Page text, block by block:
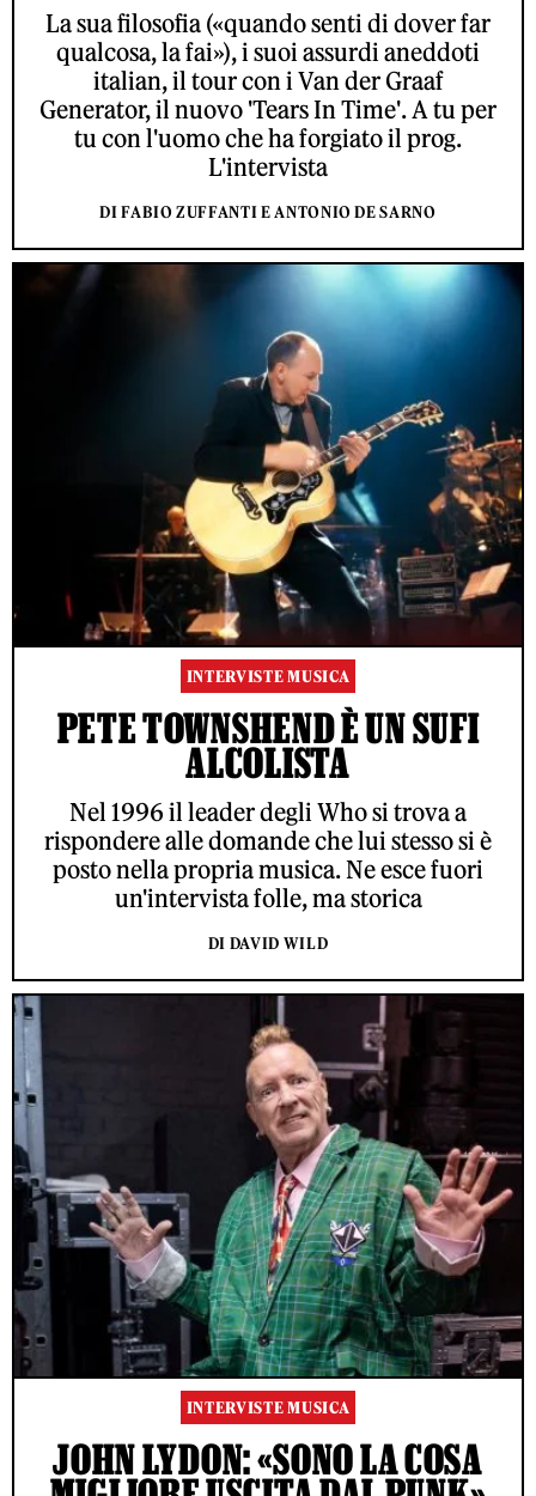
La sua filosofia («quando senti di dover far
qualcosa, la fai»), i suoi assurdi aneddoti
italian, il tour con i Van der Graaf
Generator, il nuovo 'Tears In Time'. A tu per
tu con l'uomo che ha forgiato il prog.
L'intervista
DI FABIO ZUFFANTI E ANTONIO DE SARNO
INTERVISTE MUSICA
PETE TOWNSHEND È UN SUFI
ALCOLISTA
Nel 1996 il leader degli Who si trova a
rispondere alle domande che lui stesso si è
posto nella propria musica. Ne esce fuori
un'intervista folle, ma storica
DI DAVID WILD
INTERVISTE MUSICA
JOHN LYDON: «SONO LA COSA